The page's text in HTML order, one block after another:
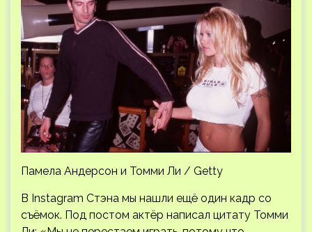
Памела Андерсон и Томми Ли / Getty
В Instagram Стэна мы нашли ещё один кадр со
съёмок. Под постом актёр написал цитату Томми